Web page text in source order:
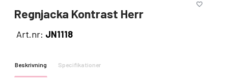
Regnjacka Kontrast Herr
Art.nr: JN1118
Beskrivning Specifikationer